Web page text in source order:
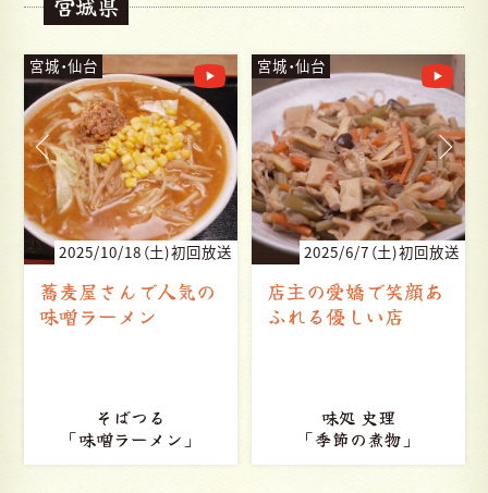
宮城県
宮城・仙台
2025/6/7（土)初回放送
店主の愛嬌で笑顔あ
ふれる優しい店
味処 史理
「季節の煮物」
宮城・仙台
2024/10/19（土）初回放送
みんなで作る しあわ
せの場所
ん
「おにぎり」